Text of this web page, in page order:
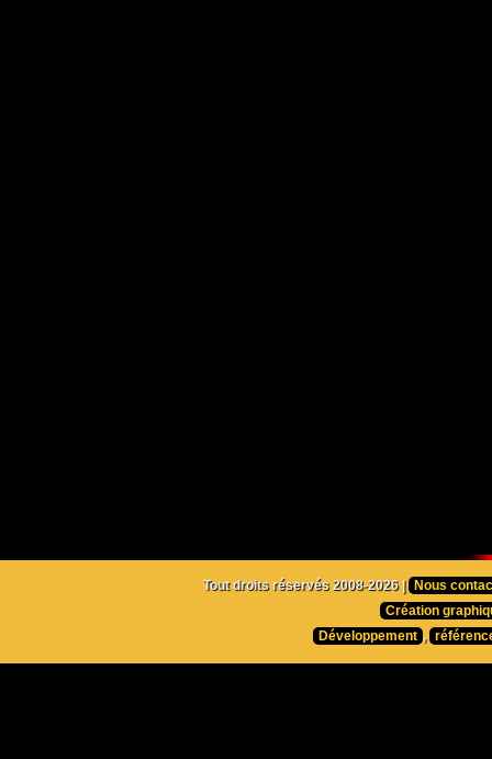
Tout droits réservés 2008-2026 |
Nous
Création
Développement ,